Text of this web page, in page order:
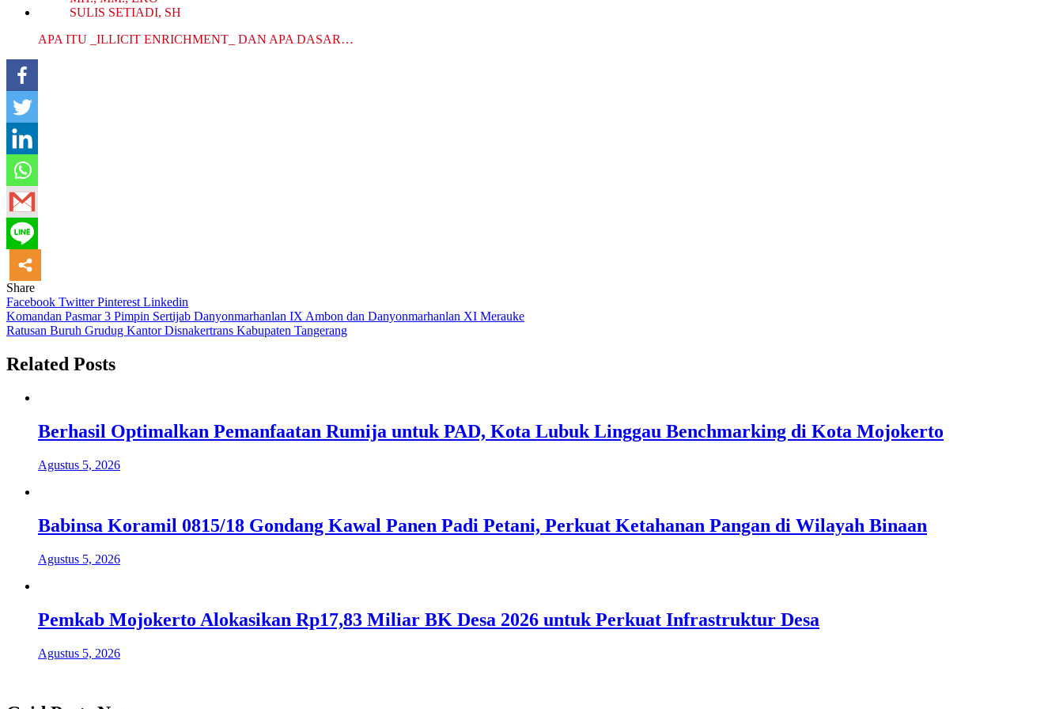
APA ITU _ILLICIT ENRICHMENT_ DAN APA DASAR…
Share
Facebook TwitterPinterest Linkedin
Navigasi
pos
Komandan Pasmar 3 Pimpin Sertijab Danyonmarhanlan IX Ambon dan Danyonmarhanlan XI Merauke
Ratusan Buruh Grudug Kantor Disnakertrans Kabupaten Tangerang
Related Posts
Berhasil Optimalkan Pemanfaatan Rumija untuk PAD, Kota Lubuk Linggau Benchmarking di Kota Mojokerto
Agustus 5, 2026
Babinsa Koramil 0815/18 Gondang Kawal Panen Padi Petani, Perkuat Ketahanan Pangan di Wilayah Binaan
Agustus 5, 2026
Pemkab Mojokerto Alokasikan Rp17,83 Miliar BK Desa 2026 untuk Perkuat Infrastruktur Desa
Agustus 5, 2026